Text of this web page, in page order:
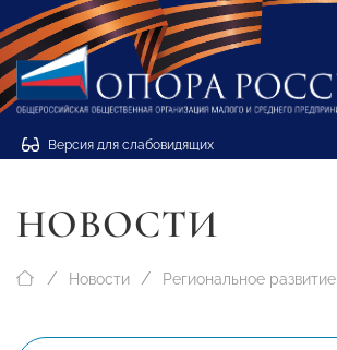
Версия для слабовидящих
НОВОСТИ
Новости Региональное развитие